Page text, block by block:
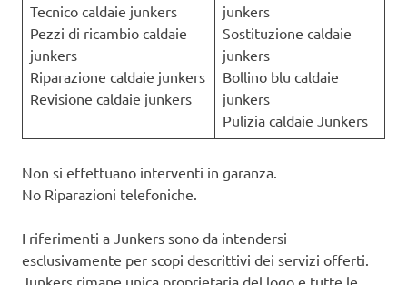
Tecnico caldaie junkers
Pezzi di ricambio caldaie
junkers
Riparazione caldaie junkers
Revisione caldaie junkers
junkers
Sostituzione caldaie
junkers
Bollino blu caldaie
junkers
Pulizia caldaie Junkers
Non si effettuano interventi in garanza.
No Riparazioni telefoniche.
I riferimenti a Junkers sono da intendersi
esclusivamente per scopi descrittivi dei servizi offerti.
Junkers rimane unica proprietaria del logo e tutte le